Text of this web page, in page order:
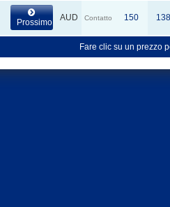
Prossimo AUD Contatto 150
Fare clic su un prezzo